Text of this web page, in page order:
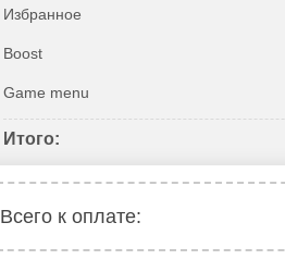
Избранное
Boost
Game menu
Итого:
Всего к оплате: